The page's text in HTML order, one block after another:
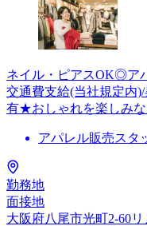
ネイル・ピアスOK◎ア
交通費支給(当社規定内
有★おしゃれを楽しみ
アパレル販売スタ
勤務地
面接地
大阪府八尾市光町2-60